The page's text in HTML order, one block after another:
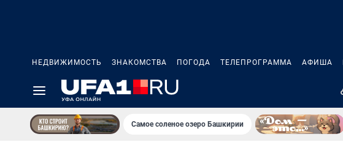
НЕДВИЖИМОСТЬ ЗНАКОМСТВА ПОГОДА ТЕЛЕПРОГРАММА АФИША
Самое соленое озеро Башкирии